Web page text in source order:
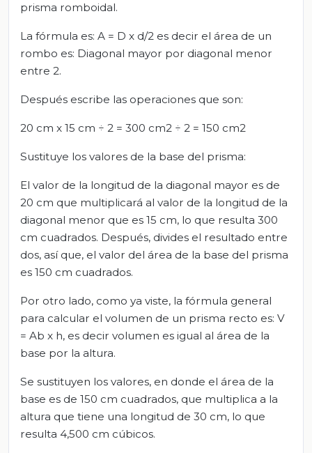
prisma romboidal.
La fórmula es: A = D x d/2 es decir el área de un
rombo es: Diagonal mayor por diagonal menor
entre 2.
Después escribe las operaciones que son:
20 cm x 15 cm ÷ 2 = 300 cm2 ÷ 2 = 150 cm2
Sustituye los valores de la base del prisma:
El valor de la longitud de la diagonal mayor es de
20 cm que multiplicará al valor de la longitud de la
diagonal menor que es 15 cm, lo que resulta 300
cm cuadrados. Después, divides el resultado entre
dos, así que, el valor del área de la base del prisma
es 150 cm cuadrados.
Por otro lado, como ya viste, la fórmula general
para calcular el volumen de un prisma recto es: V
= Ab x h, es decir volumen es igual al área de la
base por la altura.
Se sustituyen los valores, en donde el área de la
base es de 150 cm cuadrados, que multiplica a la
altura que tiene una longitud de 30 cm, lo que
resulta 4,500 cm cúbicos.